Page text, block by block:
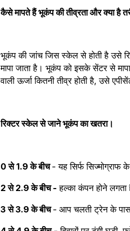
कैसे मापते हैं भूकंप की तीव्रता और क्‍या है
भूकंप की जांच जिस स्‍केल से होती है उसे
मापा जाता है। भूकंप को इसके सेंटर से
वाली ऊर्जा कितनी तीव्र होती है, उसे
रिक्‍टर स्‍केल से जाने भूकंप का खतरा।
0 से 1.9 के बीच - यह सिर्फ सिज्‍मोग्राफ के
2 से 2.9 के बीच - हल्‍का कंपन होने लगता
3 से 3.9 के बीच - आप चलती ट्रेन के